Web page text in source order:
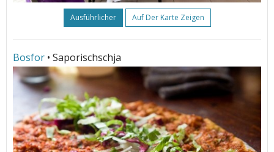
Ausführlicher Auf Der Karte Zeigen
Bosfor • Saporischschja